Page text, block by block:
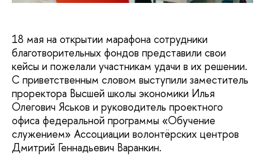
18 мая на открытии марафона сотрудники
благотворительных фондов представили свои
кейсы и пожелали участникам удачи в их решении.
С приветственным словом выступили заместитель
проректора Высшей школы экономики Илья
Олегович Яськов и руководитель проектного
офиса федеральной программы «Обучение
служением» Ассоциации волонтёрских центров
Дмитрий Геннадьевич Варанкин.